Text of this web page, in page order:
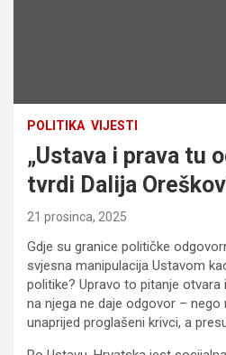
POLITIKA VIJESTI
„Ustava i prava tu
tvrdi Dalija
21 prosinca, 2025
Gdje su granice političke
svjesna manipulacija Ustavom
politike? Upravo to pitanje otvara
na njega ne daje odgovor –
unaprijed proglašeni krivci, a